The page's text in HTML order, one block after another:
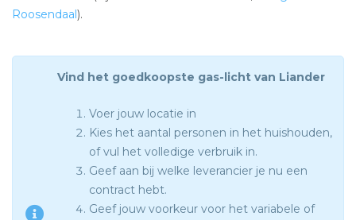
Roosendaal ).
Vind het goedkoopste gas-licht van Liander
Voer jouw locatie in
Kies het aantal personen in het huishouden,
of vul het volledige verbruik in.
Geef aan bij welke leverancier je nu een
contract hebt.
Geef jouw voorkeur voor het variabele of